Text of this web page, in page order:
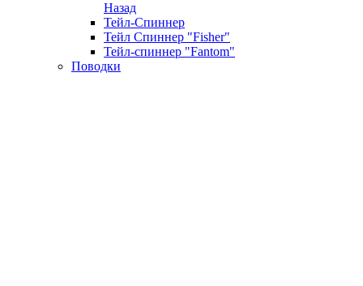
Назад
Тейл-Спиннер
Тейл Спиннер "Fisher"
Тейл-спиннер "Fantom"
Поводки